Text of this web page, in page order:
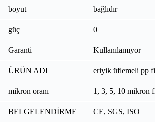
boyut bağlıdır
güç 0
Garanti Kullanılamıyor
ÜRÜN ADI eriyik üflemeli pp
mikron oranı 1, 3, 5, 10 mikron
BELGELENDİRME CE, SGS, ISO